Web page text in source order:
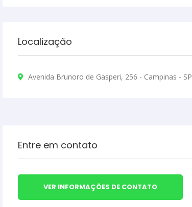
Localização
Avenida Brunoro de Gasperi, 256 - Campinas - SP
Entre em contato
VER INFORMAÇÕES DE CONTATO